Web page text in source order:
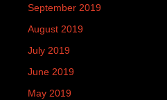
September 2019
August 2019
July 2019
June 2019
May 2019